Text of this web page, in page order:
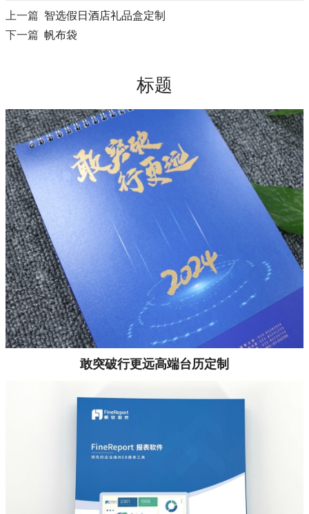
上一篇 智选假日酒店礼品盒定制
下一篇 帆布袋
标题
敢突破行更远高端台历定制